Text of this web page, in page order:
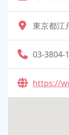
東京都江
03-3804-
https://